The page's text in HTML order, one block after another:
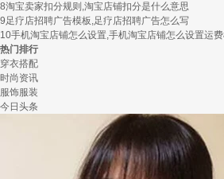
8淘宝卖家扣分规则,淘宝店铺扣分是什么意思
9足疗店招聘广告模板,足疗店招聘广告怎么写
10手机淘宝店铺怎么设置,手机淘宝店铺怎么设置运
热门排行
穿衣搭配
时尚资讯
服饰服装
今日头条